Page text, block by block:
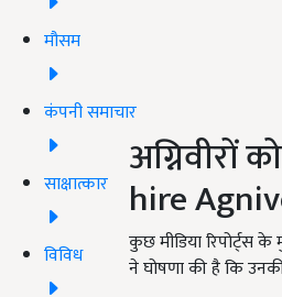
मौसम
कंपनी समाचार
साक्षात्कार
विविध
अग्निवीरों
hire
कुछ मीडिया रिपोर्ट्स
ने घोषणा की है कि